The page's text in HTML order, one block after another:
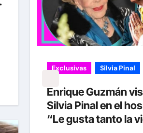
Exclusivas Silvia Pinal
Enrique Guzmán
Silvia Pinal en el
“Le gusta tanto la